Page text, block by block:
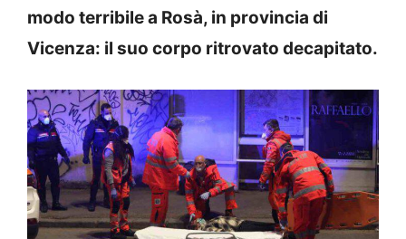
modo terribile a Rosà, in provincia di
Vicenza: il suo corpo ritrovato decapitato.